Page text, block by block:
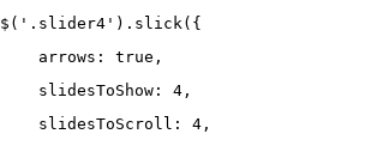
arrows: true,
slidesToShow: 4,
slidesToScroll: 4,